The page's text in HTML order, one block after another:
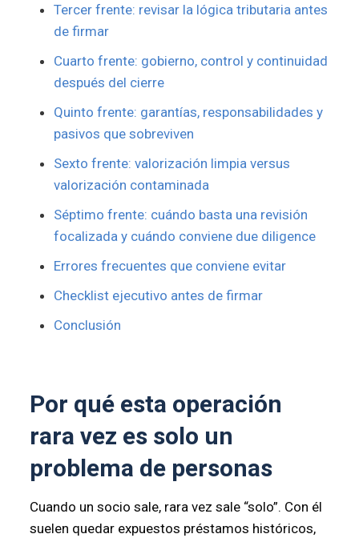
Tercer frente: revisar la lógica tributaria antes
de firmar
Cuarto frente: gobierno, control y continuidad
después del cierre
Quinto frente: garantías, responsabilidades y
pasivos que sobreviven
Sexto frente: valorización limpia versus
valorización contaminada
Séptimo frente: cuándo basta una revisión
focalizada y cuándo conviene due diligence
Errores frecuentes que conviene evitar
Checklist ejecutivo antes de firmar
Conclusión
Por qué esta operación
rara vez es solo un
problema de personas
Cuando un socio sale, rara vez sale “solo”. Con él
suelen quedar expuestos préstamos históricos,